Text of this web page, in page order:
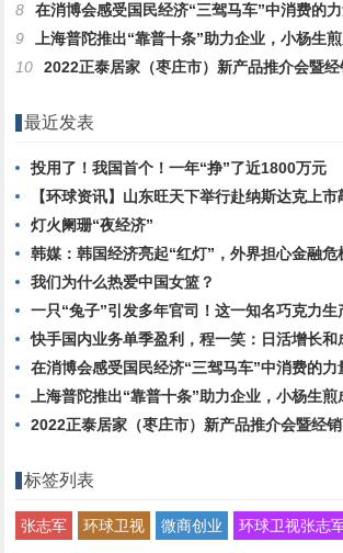
8
在消博会感受国民经济“三驾马车”中消费的
9
上海普陀推出“靠普十条”助力企业，小杨生
10
2022正泰居家（枣庄市）新产品推介会暨
最近发表
投用了！我国首个！一年“挣”了近1800万元
【环球资讯】山东旺天下举行赴纳斯达克上
灯火阑珊“夜经济”
韩媒：韩国经济亮起“红灯”，外界担心金融危
我们为什么热爱中国女篮？
一只“兔子”引发多年官司！这一知名巧克力生
快手国内业务单季盈利，程一笑：日活增长和
在消博会感受国民经济“三驾马车”中消费的力
上海普陀推出“靠普十条”助力企业，小杨生
2022正泰居家（枣庄市）新产品推介会暨经
标签列表
张志军 环球卫视 微商创业 环球卫视张志